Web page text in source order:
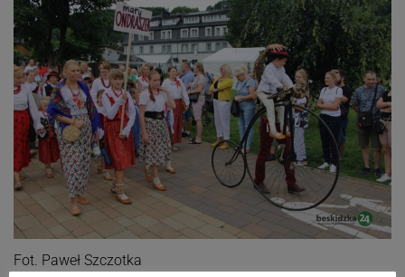
Fot. Paweł Szczotka